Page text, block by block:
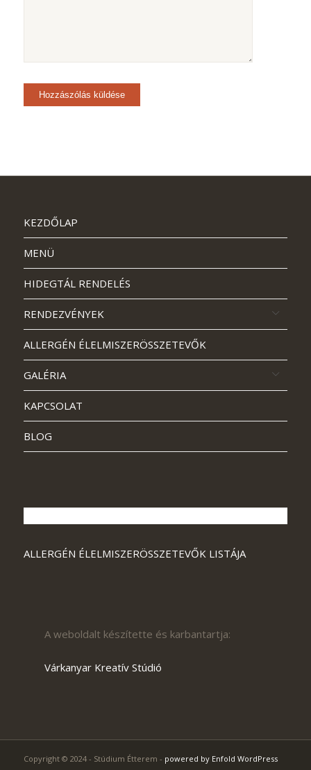
KEZDŐLAP
MENÜ
HIDEGTÁL RENDELÉS
RENDEZVÉNYEK
ALLERGÉN ÉLELMISZERÖSSZETEVŐK
GALÉRIA
KAPCSOLAT
BLOG
ALLERGÉN ÉLELMISZERÖSSZETEVŐK LISTÁJA
A weboldalt készítette és karbantartja:
Várkanyar Kreatív Stúdió
Copyright © 2024 - Stúdium Étterem - powered by Enfold WordPress